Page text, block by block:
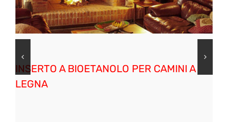
INSERTO A BIOETANOLO PER CAMINI A
LEGNA